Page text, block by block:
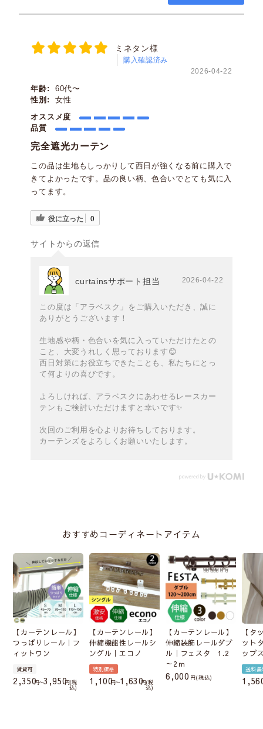
ミネタン様
購入確認済み
2026-04-22
年齢:
60代〜
性別:
女性
オススメ度
品質
完全遮光カーテン
この品は生地もしっかりして西日が強くなる前に購入で
きてよかったです。品の良い柄、色合いでとても気に入
ってます。
役に立った 0
サイトからの返信
curtainsサポート担当 2026-04-22
この度は「アラベスク」をご購入いただき、誠に
ありがとうございます！
生地感や柄・色合いを気に入っていただけたとの
こと、大変うれしく思っております😊
西日対策にお役立ちできたことも、私たちにとっ
て何よりの喜びです。
よろしければ、アラベスクにあわせるレースカー
テンもご検討いただけますと幸いです✨️
次回のご利用を心よりお待ちしております。
カーテンズをよろしくお願いいたします。
おすすめコーディネートアイテム
【カーテンレール】
つっぱりレール｜フ
ィットワン
賃貸可
2,350 〜3,950 税
込
【カーテンレール】
伸縮機能性レールシ
ングル｜エコノ
特別価格
1,100 〜1,630 税
込
【カーテンレール】
伸縮装飾レールダブ
ル｜フェスタ 1.2
～2ｍ
6,000 税込
【タ
ット
ップ
送料無